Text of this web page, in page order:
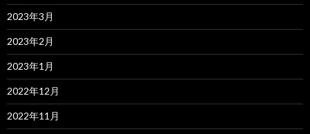
2023年3月
2023年2月
2023年1月
2022年12月
2022年11月